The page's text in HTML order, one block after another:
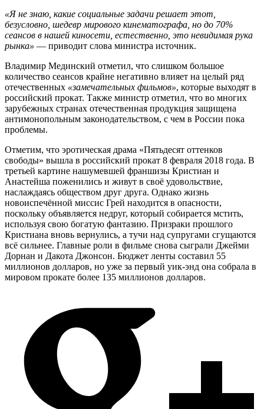
«Я не знаю, какие социальные задачи решает этот,
безусловно, шедевр мирового кинематографа, но до 70%
сеансов в нашей киносети, естественно, это невидимая рука
рынка» — приводит слова министра источник.
Владимир Мединский отметил, что слишком большое
количество сеансов крайне негативно влияет на целый ряд
отечественных «замечательных фильмов», которые выходят в
российский прокат. Также министр отметил, что во многих
зарубежных странах отечественная продукция защищена
антимонопольным законодательством, с чем в России пока
проблемы.
Отметим, что эротическая драма «Пятьдесят оттенков
свободы» вышла в российский прокат 8 февраля 2018 года. В
третьей картине нашумевшей франшизы Кристиан и
Анастейша поженились и живут в своё удовольствие,
наслаждаясь обществом друг друга. Однако жизнь
новоиспечённой миссис Грей находится в опасности,
поскольку объявляется недруг, который собирается мстить,
используя свою богатую фантазию. Призраки прошлого
Кристиана вновь вернулись, а тучи над супругами сгущаются
всё сильнее. Главные роли в фильме снова сыграли Джейми
Дорнан и Дакота Джонсон. Бюджет ленты составил 55
миллионов долларов, но уже за первый уик-энд она собрала в
мировом прокате более 135 миллионов долларов.